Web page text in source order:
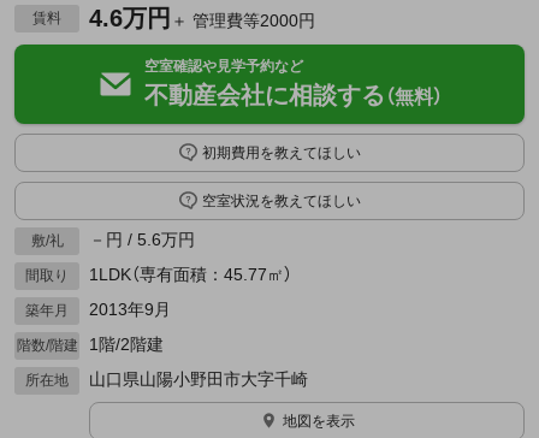
賃料 4.6万円 ＋ 管理費等2000円
空室確認や見学予約など
不動産会社に相談する （無料）
初期費用を教えてほしい
空室状況を教えてほしい
敷/礼 －円 / 5.6万円
間取り 1LDK（専有面積：45.77㎡）
築年月 2013年9月
階数/階建 1階/2階建
所在地 山口県山陽小野田市大字千崎
地図を表示